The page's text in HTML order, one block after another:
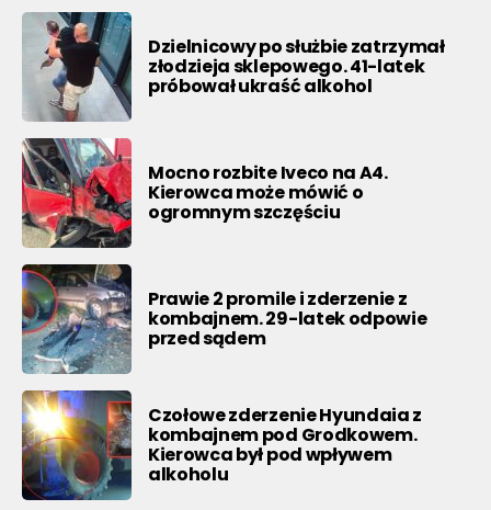
Dzielnicowy po służbie zatrzymał
złodzieja sklepowego. 41-latek
próbował ukraść alkohol
Mocno rozbite Iveco na A4.
Kierowca może mówić o
ogromnym szczęściu
Prawie 2 promile i zderzenie z
kombajnem. 29-latek odpowie
przed sądem
Czołowe zderzenie Hyundaia z
kombajnem pod Grodkowem.
Kierowca był pod wpływem
alkoholu